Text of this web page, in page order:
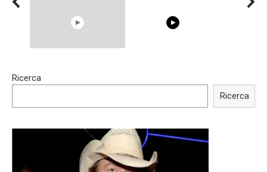
Trying BOLLYWOOD
Shocking illusion - Pretty
Ricerca
Ricerca